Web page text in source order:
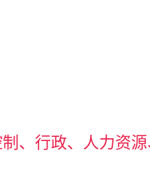
、行政、人力资